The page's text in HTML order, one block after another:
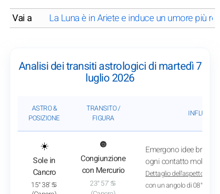
Vai a
La Luna è in Ariete e induce un umore più
Analisi dei transiti astrologici di martedì 7
luglio 2026
ASTRO &
POSIZIONE
TRANSITO /
FIGURA
☀️
Sole in
Cancro
: Vedi l'analisi del transito
15° 38' ♋
🔘
Congiunzione
con Mercurio
23° 57' ♋
Emergono idee
ogni contatto molto
Dettaglio dell'aspetto
con un angolo di 08° 19'